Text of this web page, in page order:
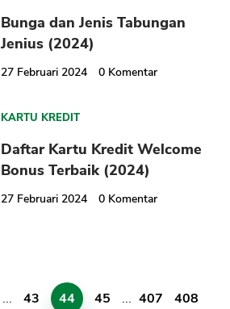
Bunga dan Jenis Tabungan
Jenius (2024)
27 Februari 2024 0 Komentar
KARTU KREDIT
Daftar Kartu Kredit Welcome
Bonus Terbaik (2024)
27 Februari 2024 0 Komentar
... 43 44 45 ... 407
408